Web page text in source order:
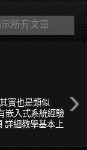
所有文章
›
實也是類似
嵌入式系統經驗
詳細教學基本上